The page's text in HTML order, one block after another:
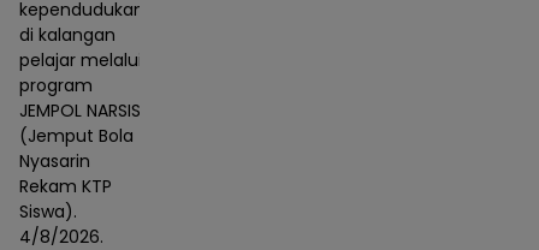
kependudukan
di kalangan
pelajar melalui
program
JEMPOL NARSIS
(Jemput Bola
Nyasarin
Rekam KTP
Siswa).
4/8/2026.